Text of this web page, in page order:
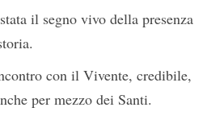
il segno vivo della presenza
con il Vivente, credibile,
per mezzo dei Santi.